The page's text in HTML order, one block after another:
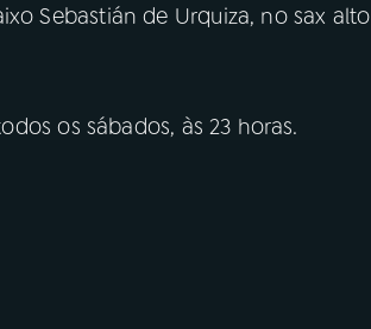
Sebastián de Urquiza, no sax alto
os sábados, às 23 horas.